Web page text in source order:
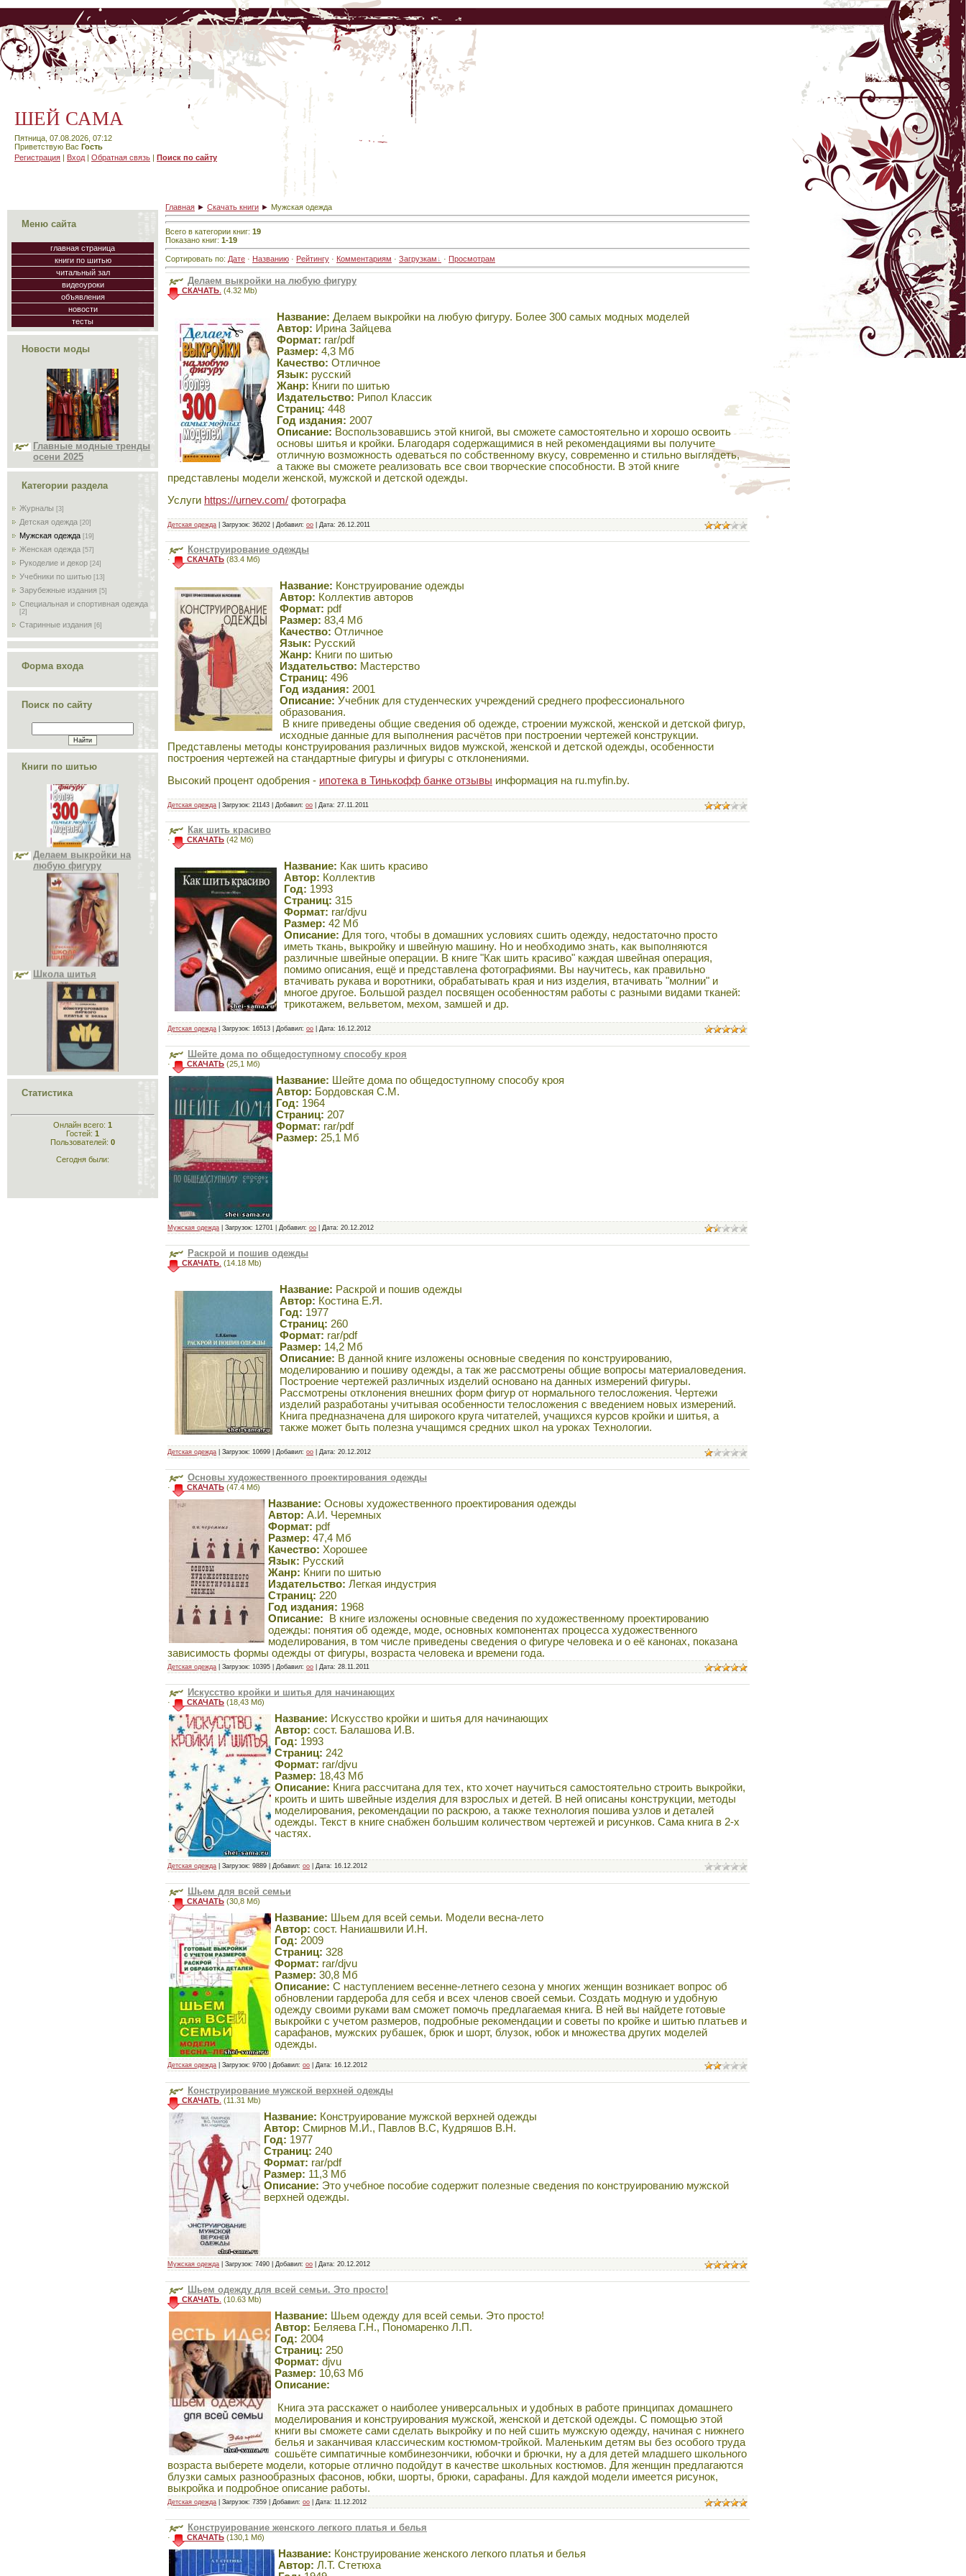
ШЕЙ САМА
Пятница, 07.08.2026, 07:12
Приветствую Вас Гость
Регистрация | Вход | Обратная связь | Поиск по сайту
Меню сайта
главная страница
книги по шитью
читальный зал
видеоуроки
объявления
новости
тесты
Новости моды
Главные модные тренды
осени 2025
Категории раздела
Журналы [3]
Детская одежда [20]
Мужская одежда [19]
Женская одежда [57]
Рукоделие и декор [24]
Учебники по шитью [13]
Зарубежные издания [5]
Специальная и спортивная одежда
[2]
Старинные издания [6]
Форма входа
Поиск по сайту
Книги по шитью
Делаем выкройки на
любую фигуру
Школа шитья
Конструирование лёгкого
платья и белья
Конструирование
Статистика
Онлайн всего: 1
Гостей: 1
Пользователей: 0
Сегодня были:
Главная ► Скачать книги ► Мужская одежда
Всего в категории книг: 19
Показано книг: 1-19
Сортировать по: Дате · Названию · Рейтингу · Комментариям · Загрузкам · Просмотрам
Делаем выкройки на любую фигуру
СКАЧАТЬ (4.32 Mb)
Название: Делаем выкройки на любую фигуру. Более 300 самых модных моделей
Автор: Ирина Зайцева
Формат: rar/pdf
Размер: 4,3 Мб
Качество: Отличное
Язык: русский
Жанр: Книги по шитью
Издательство: Рипол Классик
Страниц: 448
Год издания: 2007
Описание: Воспользовавшись этой книгой, вы сможете самостоятельно и хорошо освоить
основы шитья и кройки. Благодаря содержащимися в ней рекомендациями вы получите
отличную возможность одеваться по собственному вкусу, современно и стильно выглядеть,
а также вы сможете реализовать все свои творческие способности. В этой книге
представлены модели женской, мужской и детской одежды.
Услуги https://urnev.com/ фотографа
Детская одежда | Загрузок: 36202 | Добавил: oo | Дата: 26.12.2011
Конструирование одежды
· СКАЧАТЬ (83.4 Мб)
Название: Конструирование одежды
Автор: Коллектив авторов
Формат: pdf
Размер: 83,4 Мб
Качество: Отличное
Язык: Русский
Жанр: Книги по шитью
Издательство: Мастерство
Страниц: 496
Год издания: 2001
Описание: Учебник для студенческих учреждений среднего профессионального
образования.
В книге приведены общие сведения об одежде, строении мужской, женской и детской фигур,
исходные данные для выполнения расчётов при построении чертежей конструкции.
Представлены методы конструирования различных видов мужской, женской и детской одежды, особенности
построения чертежей на стандартные фигуры и фигуры с отклонениями.
Высокий процент одобрения - ипотека в Тинькофф банке отзывы информация на ru.myfin.by.
Детская одежда | Загрузок: 21143 | Добавил: oo | Дата: 27.11.2011
Как шить красиво
· СКАЧАТЬ (42 Мб)
Название: Как шить красиво
Автор: Коллектив
Год: 1993
Страниц: 315
Формат: rar/djvu
Размер: 42 Мб
Описание: Для того, чтобы в домашних условиях сшить одежду, недостаточно просто
иметь ткань, выкройку и швейную машину. Но и необходимо знать, как выполняются
различные швейные операции. В книге "Как шить красиво" каждая швейная операция,
помимо описания, ещё и представлена фотографиями. Вы научитесь, как правильно
втачивать рукава и воротники, обрабатывать края и низ изделия, втачивать "молнии" и
многое другое. Большой раздел посвящен особенностям работы с разными видами тканей:
трикотажем, вельветом, мехом, замшей и др.
Детская одежда | Загрузок: 16513 | Добавил: oo | Дата: 16.12.2012
Шейте дома по общедоступному способу кроя
· СКАЧАТЬ (25,1 Мб)
Название: Шейте дома по общедоступному способу кроя
Автор: Бордовская С.М.
Год: 1964
Страниц: 207
Формат: rar/pdf
Размер: 25,1 Мб
Мужская одежда | Загрузок: 12701 | Добавил: oo | Дата: 20.12.2012
Раскрой и пошив одежды
СКАЧАТЬ (14.18 Mb)
Название: Раскрой и пошив одежды
Автор: Костина Е.Я.
Год: 1977
Страниц: 260
Формат: rar/pdf
Размер: 14,2 Мб
Описание: В данной книге изложены основные сведения по конструированию,
моделированию и пошиву одежды, а так же рассмотрены общие вопросы материаловедения.
Построение чертежей различных изделий основано на данных измерений фигуры.
Рассмотрены отклонения внешних форм фигур от нормального телосложения. Чертежи
изделий разработаны учитывая особенности телосложения с введением новых измерений.
Книга предназначена для широкого круга читателей, учащихся курсов кройки и шитья, а
также может быть полезна учащимся средних школ на уроках Технологии.
Детская одежда | Загрузок: 10699 | Добавил: oo | Дата: 20.12.2012
Основы художественного проектирования одежды
· СКАЧАТЬ (47.4 Мб)
Название: Основы художественного проектирования одежды
Автор: А.И. Черемных
Формат: pdf
Размер: 47,4 Мб
Качество: Хорошее
Язык: Русский
Жанр: Книги по шитью
Издательство: Легкая индустрия
Страниц: 220
Год издания: 1968
Описание: В книге изложены основные сведения по художественному проектированию
одежды: понятия об одежде, моде, основных компонентах процесса художественного
моделирования, в том числе приведены сведения о фигуре человека и о её канонах, показана
зависимость формы одежды от фигуры, возраста человека и времени года.
Детская одежда | Загрузок: 10395 | Добавил: oo | Дата: 28.11.2011
Искусство кройки и шитья для начинающих
· СКАЧАТЬ (18,43 Мб)
Название: Искусство кройки и шитья для начинающих
Автор: сост. Балашова И.В.
Год: 1993
Страниц: 242
Формат: rar/djvu
Размер: 18,43 Мб
Описание: Книга рассчитана для тех, кто хочет научиться самостоятельно строить выкройки,
кроить и шить швейные изделия для взрослых и детей. В ней описаны конструкции, методы
моделирования, рекомендации по раскрою, а также технология пошива узлов и деталей
одежды. Текст в книге снабжен большим количеством чертежей и рисунков. Сама книга в 2-х
частях.
Детская одежда | Загрузок: 9889 | Добавил: oo | Дата: 16.12.2012
Шьем для всей семьи
· СКАЧАТЬ (30,8 Мб)
Название: Шьем для всей семьи. Модели весна-лето
Автор: сост. Наниашвили И.Н.
Год: 2009
Страниц: 328
Формат: rar/djvu
Размер: 30,8 Мб
Описание: С наступлением весенне-летнего сезона у многих женщин возникает вопрос об
обновлении гардероба для себя и всех членов своей семьи. Создать модную и удобную
одежду своими руками вам сможет помочь предлагаемая книга. В ней вы найдете готовые
выкройки с учетом размеров, подробные рекомендации и советы по кройке и шитью платьев и
сарафанов, мужских рубашек, брюк и шорт, блузок, юбок и множества других моделей
одежды.
Детская одежда | Загрузок: 9700 | Добавил: oo | Дата: 16.12.2012
Конструирование мужской верхней одежды
СКАЧАТЬ (11.31 Mb)
Название: Конструирование мужской верхней одежды
Автор: Смирнов М.И., Павлов В.С, Кудряшов В.Н.
Год: 1977
Страниц: 240
Формат: rar/pdf
Размер: 11,3 Мб
Описание: Это учебное пособие содержит полезные сведения по конструированию мужской
верхней одежды.
Мужская одежда | Загрузок: 7490 | Добавил: oo | Дата: 20.12.2012
Шьем одежду для всей семьи. Это просто!
СКАЧАТЬ (10.63 Mb)
Название: Шьем одежду для всей семьи. Это просто!
Автор: Беляева Г.Н., Пономаренко Л.П.
Год: 2004
Страниц: 250
Формат: djvu
Размер: 10,63 Мб
Описание:
Книга эта расскажет о наиболее универсальных и удобных в работе принципах домашнего
моделирования и конструирования мужской, женской и детской одежды. С помощью этой
книги вы сможете сами сделать выкройку и по ней сшить мужскую одежду, начиная с нижнего
белья и заканчивая классическим костюмом-тройкой. Маленьким детям вы без особого труда
сошьёте симпатичные комбинезончики, юбочки и брючки, ну а для детей младшего школьного
возраста выберете модели, которые отлично подойдут в качестве школьных костюмов. Для женщин предлагаются
блузки самых разнообразных фасонов, юбки, шорты, брюки, сарафаны. Для каждой модели имеется рисунок,
выкройка и подробное описание работы.
Детская одежда | Загрузок: 7359 | Добавил: oo | Дата: 11.12.2012
Конструирование женского легкого платья и белья
· СКАЧАТЬ (130,1 Мб)
Название: Конструирование женского легкого платья и белья
Автор: Л.Т. Стетюха